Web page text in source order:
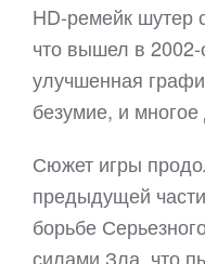
HD-ремейк шутер
что вышел в
улучшенная
безумие, и
Сюжет игры
предыдущей
борьбе
силами Зла, что